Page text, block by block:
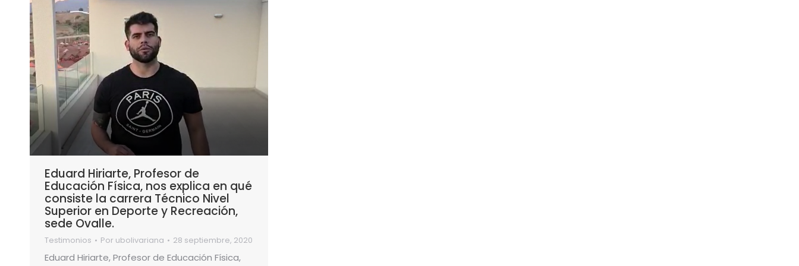
Eduard Hiriarte, Profesor de
Educación Física, nos explica en qué
consiste la carrera Técnico Nivel
Superior en Deporte y Recreación,
sede Ovalle.
Testimonios Por ubolivariana 28 septiembre, 2020
Eduard Hiriarte, Profesor de Educación Física,